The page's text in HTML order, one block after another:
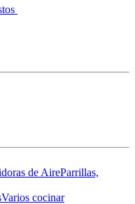
de AireParrillas,
Varios cocinar